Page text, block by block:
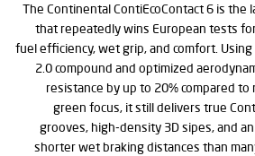
The Continental ContiEcoContact 6 is
that repeatedly wins European tests
fuel efficiency, wet grip, and comfort. Using
2.0 compound and optimized
resistance by up to 20% compared
green focus, it still delivers true
grooves, high-density 3D sipes, and
shorter wet braking distances than